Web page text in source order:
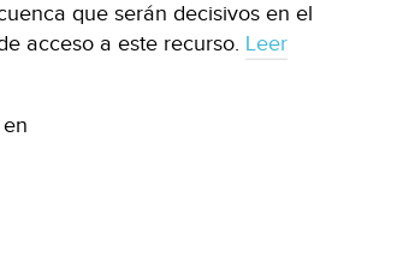
que serán decisivos en el
acceso a este recurso. Leer